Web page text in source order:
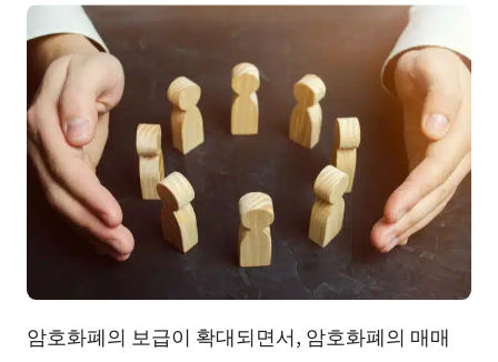
암호화폐의 보급이 확대되면서, 암호화폐의 매매